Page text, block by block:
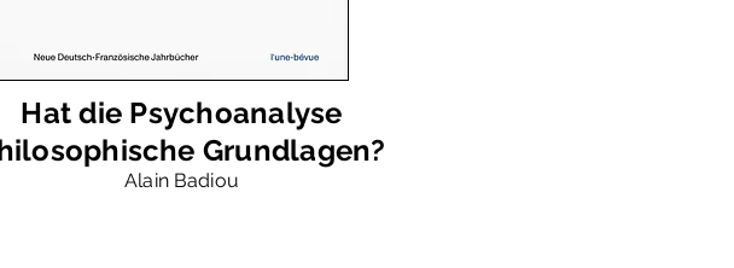
Hat die Psychoanalyse
Grundlagen?
Alain Badiou